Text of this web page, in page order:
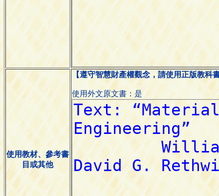
使用教材、參考書
目或其他
【遵守智慧財產權觀念，請使用正版教科
使用外文原文書：是